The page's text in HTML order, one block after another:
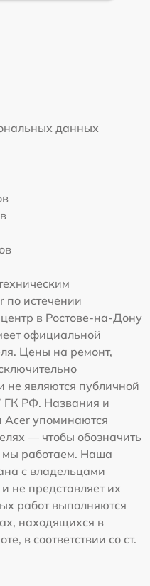
данных
по истечении
в Ростове-на-Дону
официальной
Цены на ремонт,
не являются публичной
ГК РФ. Названия и
Acer упоминаются
— чтобы обозначить
мы работаем. Наша
с владельцами
не представляет их
работ выполняются
находящихся в
в соответствии со ст.